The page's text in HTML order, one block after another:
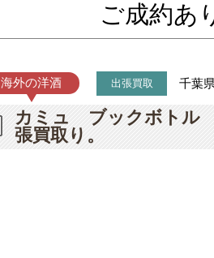
ご成約あ
海外の洋酒 出張買取 千葉
カミュ ブックボト
張買取り。